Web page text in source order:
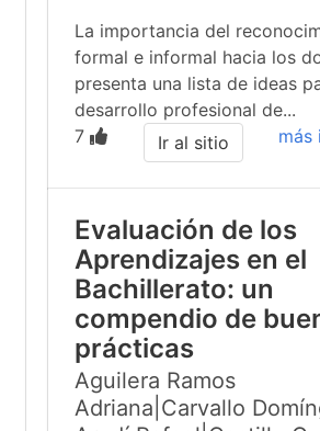
La importancia del
formal e informal hacia los
presenta una lista de ideas
desarrollo profesional de...
7
más
Ir al sitio
Evaluación de los
Aprendizajes en el
Bachillerato: un
compendio de
prácticas
Aguilera Ramos
Adriana|Carvallo